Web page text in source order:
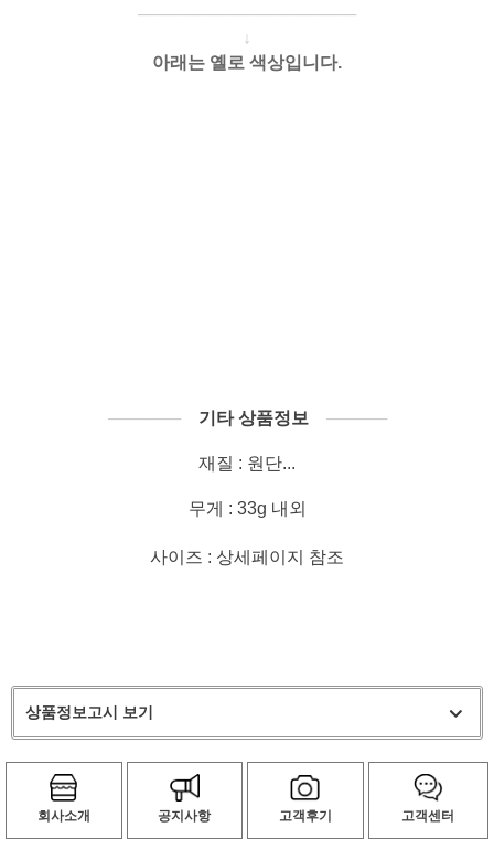
──────────────────
↓
아래는 옐로 색상입니다.
────── 기타 상품정보 ─────
재질 : 원단...
무게 : 33g 내외
사이즈 : 상세페이지 참조
상품정보고시 보기
회사소개 공지사항 고객후기 고객센터